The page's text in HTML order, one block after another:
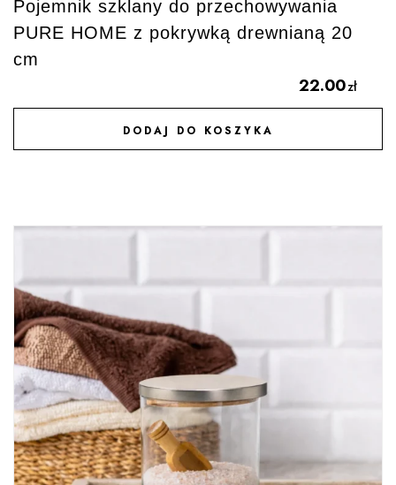
Pojemnik szklany do przechowywania
PURE HOME z pokrywką drewnianą 20
cm
22.00zł
DODAJ DO KOSZYKA
DODAJ DO ULUBIONYCH